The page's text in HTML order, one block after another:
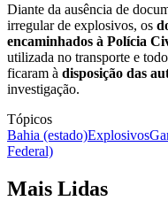
Diante da ausência de
irregular de explosivos, os
encaminhados à Polícia
utilizada no transporte e
ficaram à disposição das
investigação.
Tópicos
Bahia (estado)Explosivos
Federal)
Mais Lidas